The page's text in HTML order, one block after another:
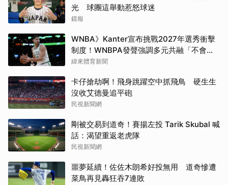
光 球團這舉動惹怒球迷
鏡報
WNBA》Kanter宣布挑戰2027年選秀衝擊
制度！WNBPA發聲強調多元共融「不會成
為政治棋子」
緯來體育新聞
卡仔搶劫啊！飛身跳躍空中抓飛鳥 硬生生
沒收艾德曼追平砲
民視新聞網
剛被交易到道奇！賽揚左投 Tarik Skubal 喊
話：渴望重返老虎隊
民視新聞網
噩夢延續！佐佐木朗希好投無用 道奇慘遭
菜鳥再見轟狂吞7連敗